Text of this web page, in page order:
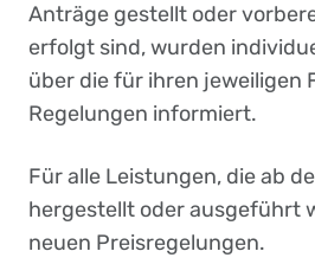
Anträge gestellt oder
erfolgt sind, wurden
über die für ihren jeweiligen
Regelungen informiert.
Für alle Leistungen, die ab
hergestellt oder ausgeführt
neuen Preisregelungen.